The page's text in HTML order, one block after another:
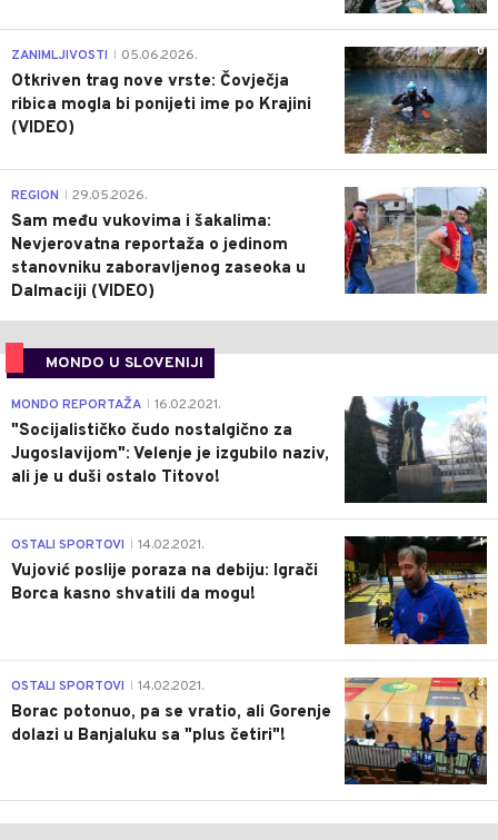
0
ZANIMLJIVOSTI 05.06.2026.
Otkriven trag nove vrste: Čovječja
ribica mogla bi ponijeti ime po Krajini
(VIDEO)
0
REGION 29.05.2026.
Sam među vukovima i šakalima:
Nevjerovatna reportaža o jedinom
stanovniku zaboravljenog zaseoka u
Dalmaciji (VIDEO)
MONDO U SLOVENIJI
4
MONDO REPORTAŽA 16.02.2021.
"Socijalističko čudo nostalgično za
Jugoslavijom": Velenje je izgubilo naziv,
ali je u duši ostalo Titovo!
1
OSTALI SPORTOVI 14.02.2021.
Vujović poslije poraza na debiju: Igrači
Borca kasno shvatili da mogu!
3
OSTALI SPORTOVI 14.02.2021.
Borac potonuo, pa se vratio, ali Gorenje
dolazi u Banjaluku sa "plus četiri"!